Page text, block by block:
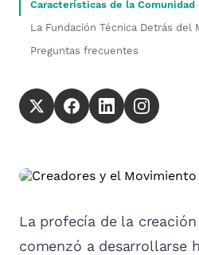
Características de la Comunidad
La Fundación Técnica Detrás del
Preguntas frecuentes
La profecía de la
comenzó a desarrollarse